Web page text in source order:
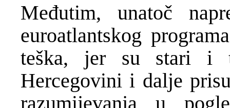
Međutim, unatoč
euroatlantskog
teška, jer su stari i
Hercegovini i dalje
razumijevanja u